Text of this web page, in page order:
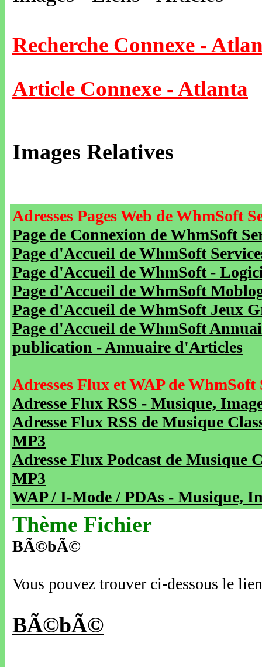
Recherche Connexe -
Article Connexe - Atlanta
Images Relatives
Adresses Pages Web de WhmSoft
Page de Connexion de WhmSoft
Page d'Accueil de WhmSoft
Page d'Accueil de WhmSoft -
Page d'Accueil de WhmSoft
Page d'Accueil de WhmSoft Jeux
Page d'Accueil de WhmSoft
publication - Annuaire d'Articles
Adresses Flux et WAP de WhmSoft
Adresse Flux RSS - Musique,
Adresse Flux RSS de Musique
MP3
Adresse Flux Podcast de Musique
MP3
WAP / I-Mode / PDAs - Musique,
Thème Fichier
BÃ©bÃ©
Vous pouvez trouver ci-dessous le
BÃ©bÃ©